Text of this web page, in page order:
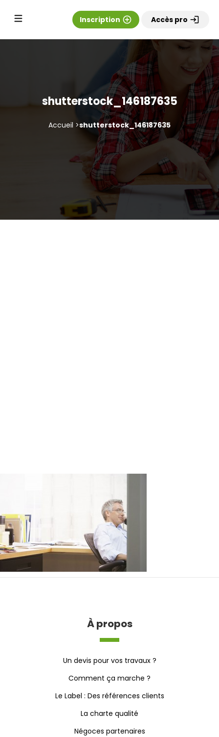
Inscription add_circle_outline Accès pro login
shutterstock_146187635
Accueil >shutterstock_146187635
À propos
Un devis pour vos travaux ?
Comment ça marche ?
Le Label : Des références clients
La charte qualité
Négoces partenaires